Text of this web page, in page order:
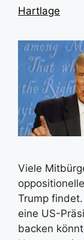
Hartlage
Viele
Trump
eine US-
backen